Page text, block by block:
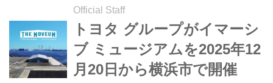
テクノロジー、そして“人の感動”を軸
にした新しい文化発信拠点として注目
される。
Official Staff
トヨタ グループがイマーシ
ブ ミュージアムを2025年12
月20日から横浜市で開催